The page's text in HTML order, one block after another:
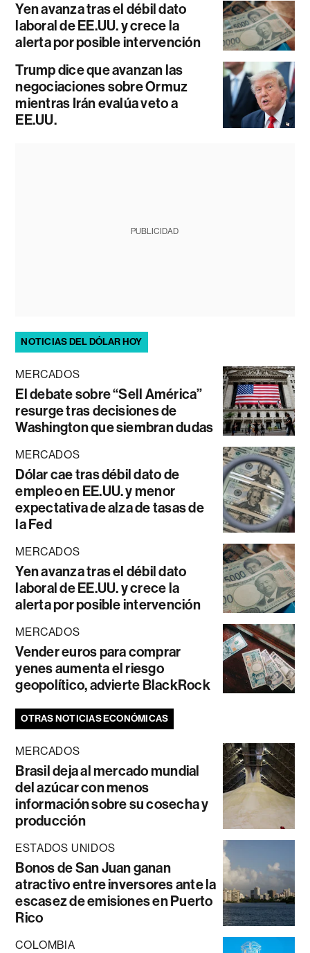
Yen avanza tras el débil dato
laboral de EE.UU. y crece la
alerta por posible intervención
Trump dice que avanzan las
negociaciones sobre Ormuz
mientras Irán evalúa veto a
EE.UU.
PUBLICIDAD
NOTICIAS DEL DÓLAR HOY
MERCADOS
El debate sobre “Sell América”
resurge tras decisiones de
Washington que siembran dudas
MERCADOS
Dólar cae tras débil dato de
empleo en EE.UU. y menor
expectativa de alza de tasas de
la Fed
MERCADOS
Yen avanza tras el débil dato
laboral de EE.UU. y crece la
alerta por posible intervención
MERCADOS
Vender euros para comprar
yenes aumenta el riesgo
geopolítico, advierte BlackRock
OTRAS NOTICIAS ECONÓMICAS
MERCADOS
Brasil deja al mercado mundial
del azúcar con menos
información sobre su cosecha y
producción
ESTADOS UNIDOS
Bonos de San Juan ganan
atractivo entre inversores ante la
escasez de emisiones en Puerto
Rico
COLOMBIA